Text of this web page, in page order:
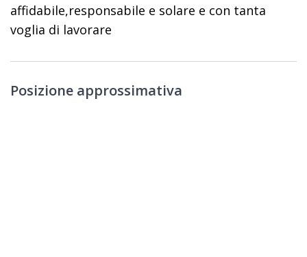
affidabile,responsabile e solare e con tanta
voglia di lavorare
Posizione approssimativa